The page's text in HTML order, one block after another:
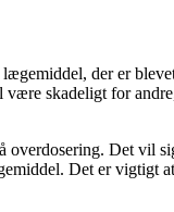
der er
skadeligt for
Det vil
Det er vigtigt